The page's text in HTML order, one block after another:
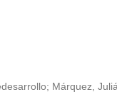
; Márquez,